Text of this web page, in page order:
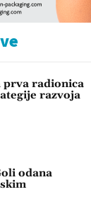
prva radionica
razvoja
odana